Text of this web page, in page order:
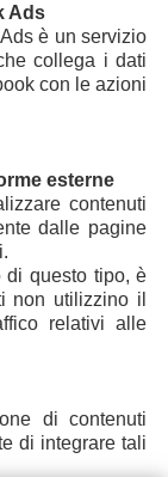
Ads
è un servizio
collega i dati
con le azioni
esterne
contenuti
dalle pagine
questo tipo, è
non utilizzino il
relativi alle
di contenuti
di integrare tali